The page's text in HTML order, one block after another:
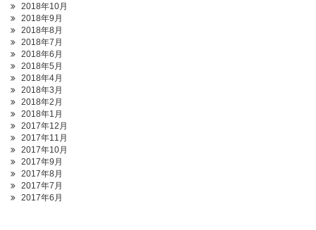
2018年10月
2018年9月
2018年8月
2018年7月
2018年6月
2018年5月
2018年4月
2018年3月
2018年2月
2018年1月
2017年12月
2017年11月
2017年10月
2017年9月
2017年8月
2017年7月
2017年6月